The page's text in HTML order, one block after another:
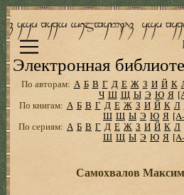
Электронная
По авторам: А Б В Г Д Е Ж З И Й К
Ч Ш Щ Ы Э Ю Я
По книгам: А Б В Г Д Е Ж З И Й К Л
Ш Щ Ы Э Ю Я
По сериям: А Б В Г Д Е Ж З И Й К Л
Ш Щ Ы Э Ю Я
Самохвалов Максим